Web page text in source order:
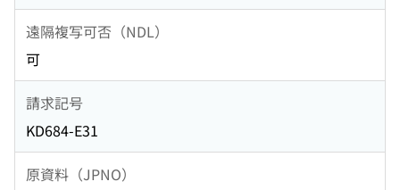
遠隔複写可否（NDL）
可
請求記号
KD684-E31
原資料（JPNO）